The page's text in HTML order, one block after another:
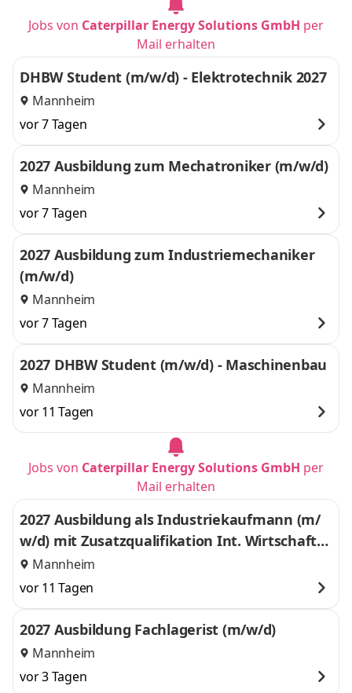
Jobs von Caterpillar Energy Solutions GmbH per
Mail erhalten
DHBW Student (m/w/d) - Elektrotechnik 2027
Mannheim
vor 7 Tagen
2027 Ausbildung zum Mechatroniker (m/w/d)
Mannheim
vor 7 Tagen
2027 Ausbildung zum Industriemechaniker
(m/w/d)
Mannheim
vor 7 Tagen
2027 DHBW Student (m/w/d) - Maschinenbau
Mannheim
vor 11 Tagen
Jobs von Caterpillar Energy Solutions GmbH per
Mail erhalten
2027 Ausbildung als Industriekaufmann (m/
w/d) mit Zusatzqualifikation Int. Wirtschafts
management
Mannheim
vor 11 Tagen
2027 Ausbildung Fachlagerist (m/w/d)
Mannheim
vor 3 Tagen